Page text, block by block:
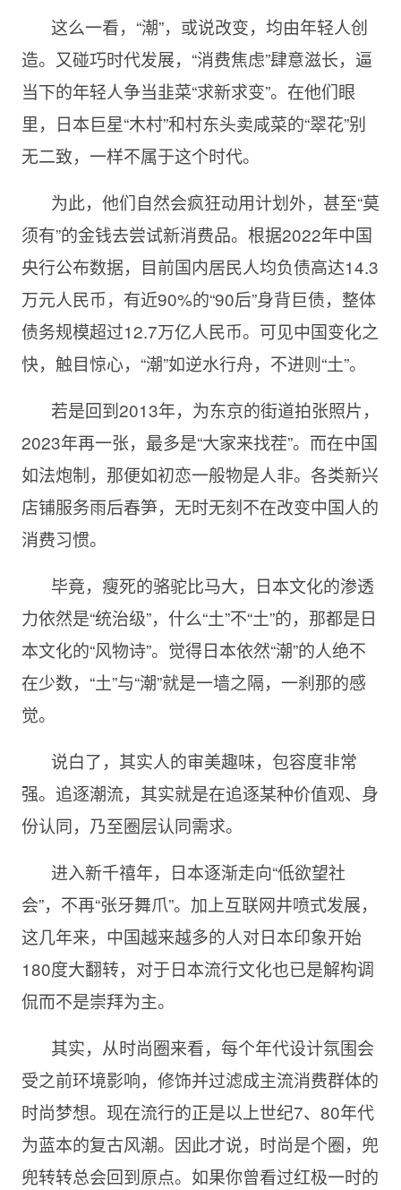
这么一看，“潮”，或说改变，均由年轻人创
造。又碰巧时代发展，“消费焦虑”肆意滋长，逼
当下的年轻人争当韭菜“求新求变”。在他们眼
里，日本巨星“木村”和村东头卖咸菜的“翠花”别
无二致，一样不属于这个时代。
为此，他们自然会疯狂动用计划外，甚至“莫
须有”的金钱去尝试新消费品。根据2022年中国
央行公布数据，目前国内居民人均负债高达14.3
万元人民币，有近90%的“90后”身背巨债，整体
债务规模超过12.7万亿人民币。可见中国变化之
快，触目惊心，“潮”如逆水行舟，不进则“土”。
若是回到2013年，为东京的街道拍张照片，
2023年再一张，最多是“大家来找茬”。而在中国
如法炮制，那便如初恋一般物是人非。各类新兴
店铺服务雨后春笋，无时无刻不在改变中国人的
消费习惯。
毕竟，瘦死的骆驼比马大，日本文化的渗透
力依然是“统治级”，什么“土”不“土”的，那都是日
本文化的“风物诗”。觉得日本依然“潮”的人绝不
在少数，“土”与“潮”就是一墙之隔，一刹那的感
觉。
说白了，其实人的审美趣味，包容度非常
强。追逐潮流，其实就是在追逐某种价值观、身
份认同，乃至圈层认同需求。
进入新千禧年，日本逐渐走向“低欲望社
会”，不再“张牙舞爪”。加上互联网井喷式发展，
这几年来，中国越来越多的人对日本印象开始
180度大翻转，对于日本流行文化也已是解构调
侃而不是崇拜为主。
其实，从时尚圈来看，每个年代设计氛围会
受之前环境影响，修饰并过滤成主流消费群体的
时尚梦想。现在流行的正是以上世纪7、80年代
为蓝本的复古风潮。因此才说，时尚是个圈，兜
兜转转总会回到原点。如果你曾看过红极一时的